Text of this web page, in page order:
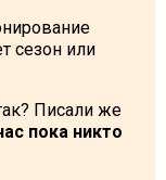
сезон или
Писали же
пока никто